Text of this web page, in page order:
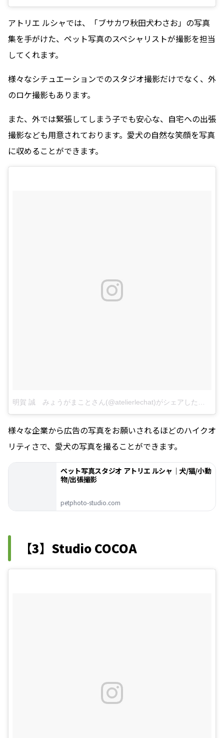
アトリエ ルシャでは、「ブサカワ秋田犬わさお」の写真
集を手がけた、ペット写真のスペシャリストが撮影を担当
してくれます。
様々なシチュエーションでのスタジオ撮影だけでなく、外
のロケ撮影もあります。
また、外では緊張してしまう子でも安心な、自宅への出張
撮影なども用意されております。愛犬の自然な笑顔を写真
に収めることができます。
様々な企業から広告の写真をお願いされるほどのハイクオ
リティさで、愛犬の写真を撮ることができます。
ペット写真スタジオ アトリエ ルシャ│犬/猫/小動
物/出張撮影
petphoto-studio.com
【3】Studio COCOA